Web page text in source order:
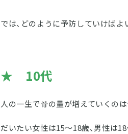
では、どのように予防していけばよ
★ 10代
人の一生で骨の量が増えていくの
だいたい女性は15～18歳、男性は